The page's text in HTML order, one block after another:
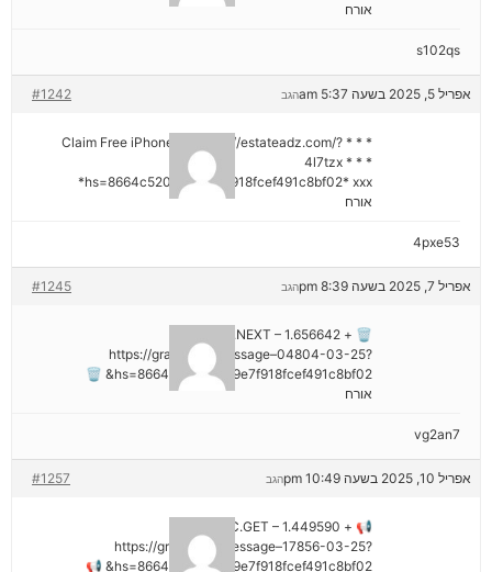
אורח
s102qs
אפריל 5, 2025 בשעה 5:37 am #1242 הגב
* * * Claim Free iPhone 16: https://estateadz.com/?
4l7tzx * * *
hs=8664c520642b9e7f918fcef491c8bf02* ххх*
אורח
4pxe53
אפריל 7, 2025 בשעה 8:39 pm #1245 הגב
🗑 + 1.656642 BTC.NEXT –
https://graph.org/Message–04804-03-25?
hs=8664c520642b9e7f918fcef491c8bf02& 🗑
אורח
vg2an7
אפריל 10, 2025 בשעה 10:49 pm #1257 הגב
📢 + 1.449590 BTC.GET –
https://graph.org/Message–17856-03-25?
hs=8664c520642b9e7f918fcef491c8bf02& 📢